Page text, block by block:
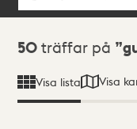
Sökresultat
50 träffar på
Visa lista Visa